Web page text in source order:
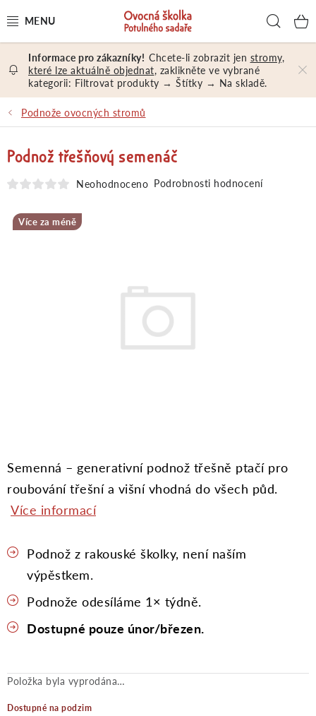
na
OVOCNÉ STROMY A KEŘE
NÁŘADÍ A MATERIÁL
Prodejna
Obchodní podmínky
Chcete-li zobrazit jen stromy,
které lze aktuálně objednat, zaklikněte ve vybrané
kategorii: Filtrovat produkty → Štítky → Na skladě.
Podnože ovocných stromů
Semenná – generativní podnož třešně ptačí pro
roubování třešní a višní vhodná do všech půd.
Více informací
Podnož z rakouské školky, není naším
výpěstkem.
Podnože odesíláme 1× týdně.
Dostupné pouze únor/březen.
Položka byla vyprodána…
Dostupné na podzim
Podnož třešňový semenáč
Neohodnoceno Podrobnosti hodnocení
Více za méně